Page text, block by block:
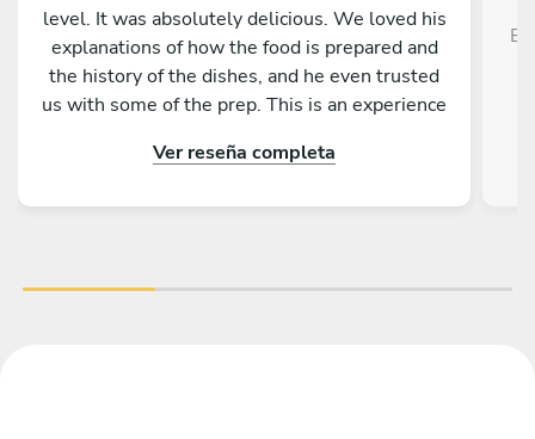
level. It was absolutely delicious. We loved his
explanations of how the food is prepared and
the history of the dishes, and he even trusted
us with some of the prep. This is an experience
Ver reseña completa
El